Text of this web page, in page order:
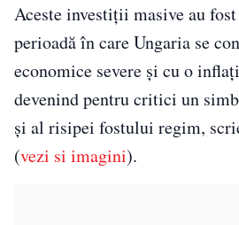
Aceste investiții masive au
perioadă în care Ungaria se
economice severe și cu o
devenind pentru critici un
și al risipei fostului regim,
(vezi si imagini).